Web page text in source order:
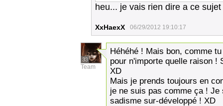
heu... je vais rien dire a ce sujet
XxHaexX 06/29/2012 19:10:17
33
Team
Héhéhé ! Mais bon, comme
pour n'importe quelle raison !
XD
Mais je prends toujours en
je ne suis pas comme ça !
sadisme sur-développé ! XD